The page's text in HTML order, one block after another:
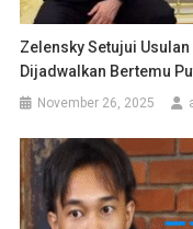
Zelensky Setujui
Dijadwalkan Bertemu
November 26, 2025